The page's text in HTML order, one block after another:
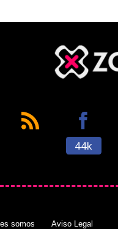
44k
somos Aviso Legal